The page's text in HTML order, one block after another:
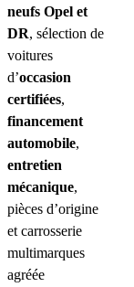
neufs Opel et
DR, sélection de
voitures
d’occasion
certifiées,
financement
automobile,
entretien
mécanique,
pièces d’origine
et carrosserie
multimarques
agréée